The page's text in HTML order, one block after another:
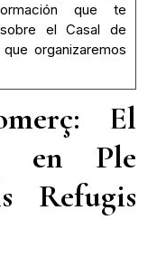
que te
el Casal de
organizaremos
El
en Ple
Refugis